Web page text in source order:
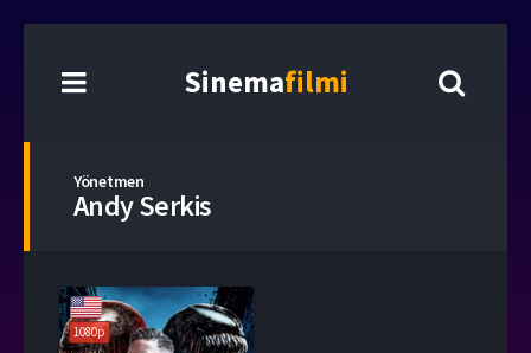
Sinemafilmi
Yönetmen
Andy Serkis
1080p